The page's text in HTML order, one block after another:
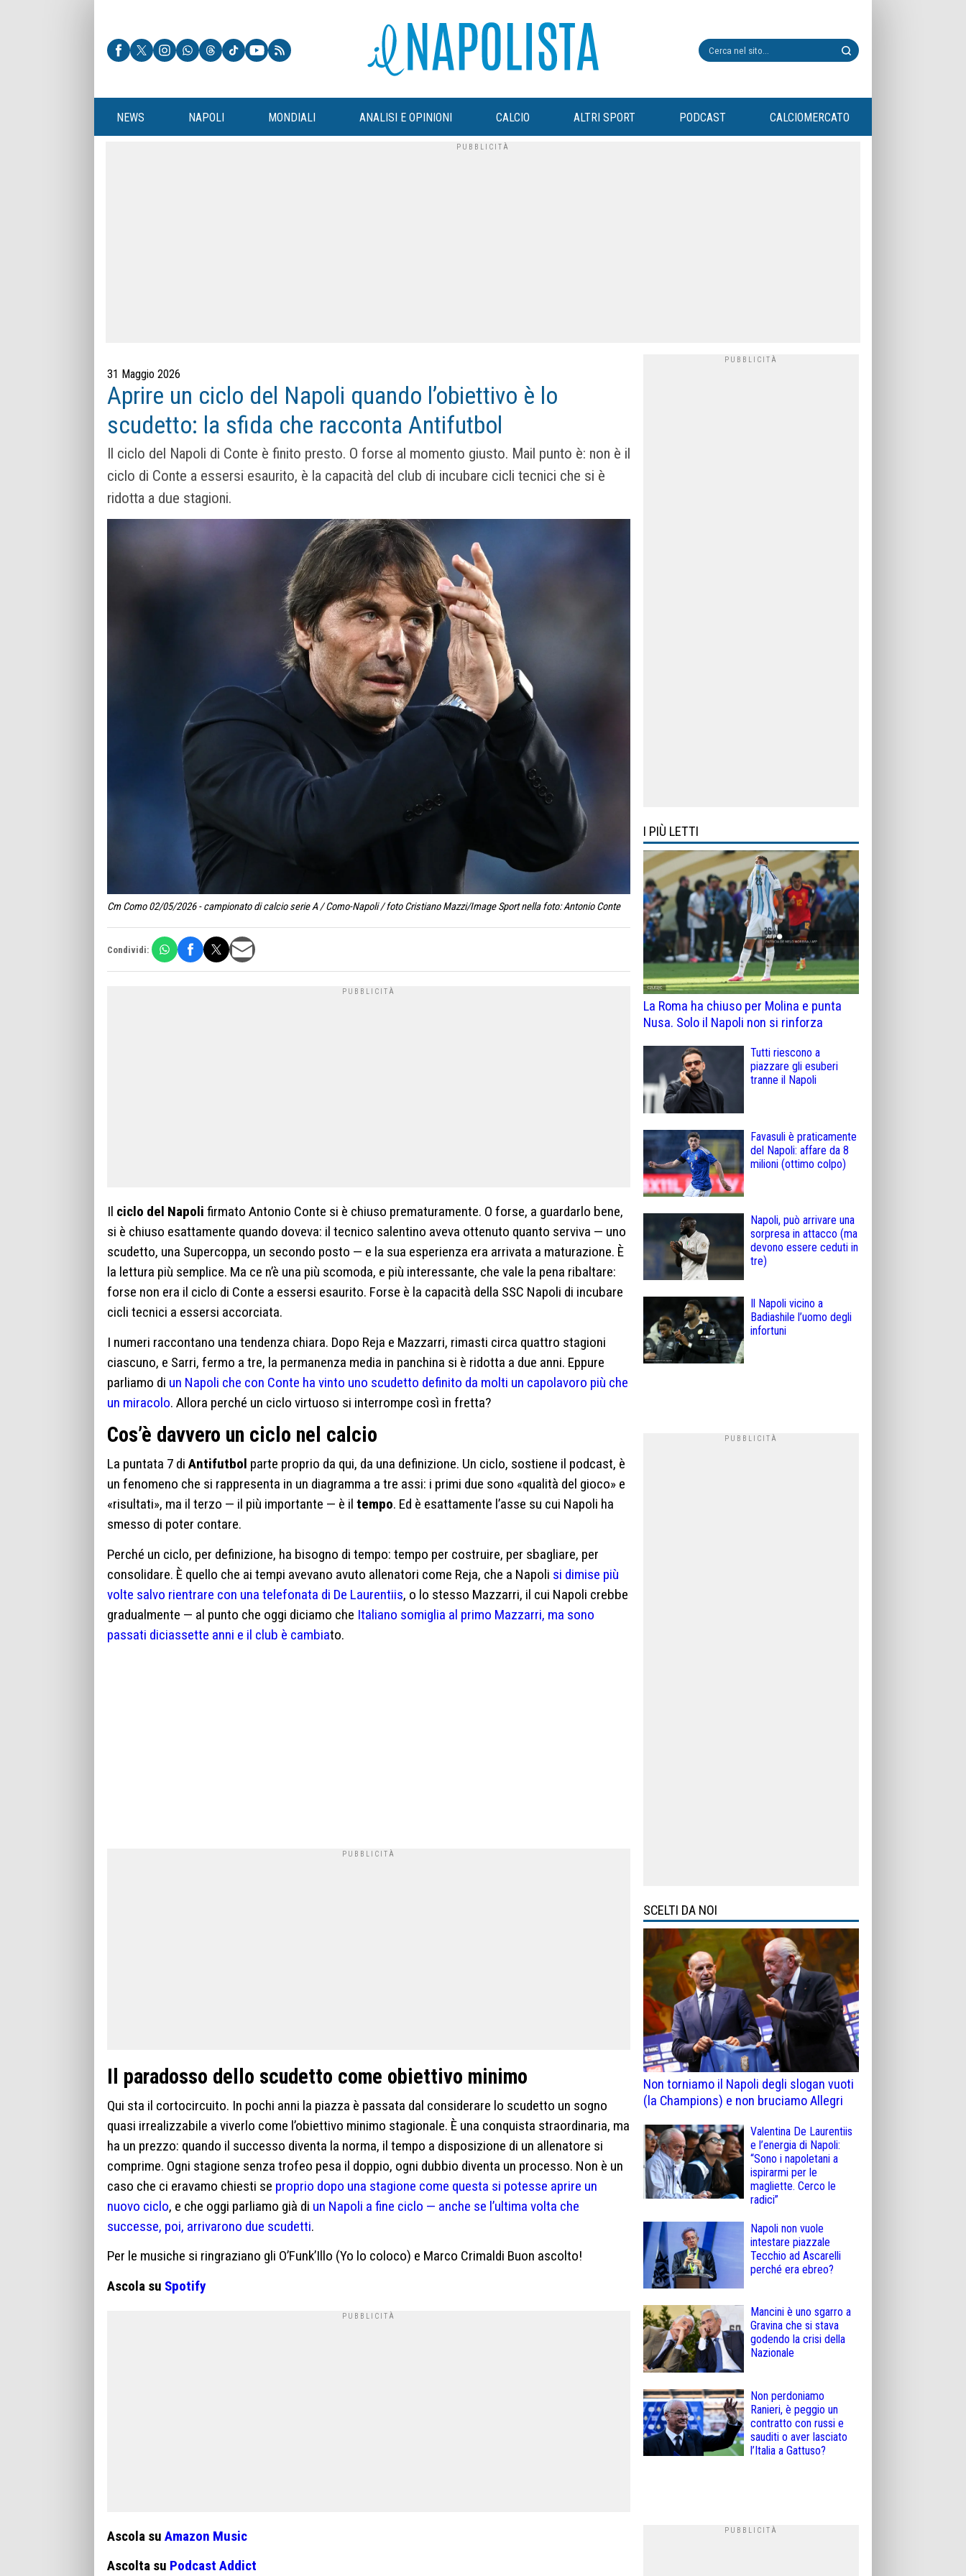
NEWS NAPOLI MONDIALI ANALISI E OPINIONI CALCIO ALTRI SPORT PODCAST CALCIOMERCATO
31 Maggio 2026
Aprire un ciclo del Napoli quando l’obiettivo è lo
scudetto: la sfida che racconta Antifutbol
Il ciclo del Napoli di Conte è finito presto. O forse al momento giusto. Mail punto è: non è il
ciclo di Conte a essersi esaurito, è la capacità del club di incubare cicli tecnici che si è
ridotta a due stagioni.
Cm Como 02/05/2026 - campionato di calcio serie A / Como-Napoli / foto Cristiano Mazzi/Image Sport nella foto: Antonio Conte
Condividi:
Il ciclo del Napoli firmato Antonio Conte si è chiuso prematuramente. O forse, a guardarlo bene,
si è chiuso esattamente quando doveva: il tecnico salentino aveva ottenuto quanto serviva — uno
scudetto, una Supercoppa, un secondo posto — e la sua esperienza era arrivata a maturazione. È
la lettura più semplice. Ma ce n’è una più scomoda, e più interessante, che vale la pena ribaltare:
forse non era il ciclo di Conte a essersi esaurito. Forse è la capacità della SSC Napoli di incubare
cicli tecnici a essersi accorciata.
I numeri raccontano una tendenza chiara. Dopo Reja e Mazzarri, rimasti circa quattro stagioni
ciascuno, e Sarri, fermo a tre, la permanenza media in panchina si è ridotta a due anni. Eppure
parliamo di un Napoli che con Conte ha vinto uno scudetto definito da molti un capolavoro più che
un miracolo. Allora perché un ciclo virtuoso si interrompe così in fretta?
Cos’è davvero un ciclo nel calcio
La puntata 7 di Antifutbol parte proprio da qui, da una definizione. Un ciclo, sostiene il podcast, è
un fenomeno che si rappresenta in un diagramma a tre assi: i primi due sono «qualità del gioco» e
«risultati», ma il terzo — il più importante — è il tempo. Ed è esattamente l’asse su cui Napoli ha
smesso di poter contare.
Perché un ciclo, per definizione, ha bisogno di tempo: tempo per costruire, per sbagliare, per
consolidare. È quello che ai tempi avevano avuto allenatori come Reja, che a Napoli si dimise più
volte salvo rientrare con una telefonata di De Laurentiis, o lo stesso Mazzarri, il cui Napoli crebbe
gradualmente — al punto che oggi diciamo che Italiano somiglia al primo Mazzarri, ma sono
passati diciassette anni e il club è cambiato.
Il paradosso dello scudetto come obiettivo minimo
Qui sta il cortocircuito. In pochi anni la piazza è passata dal considerare lo scudetto un sogno
quasi irrealizzabile a viverlo come l’obiettivo minimo stagionale. È una conquista straordinaria, ma
ha un prezzo: quando il successo diventa la norma, il tempo a disposizione di un allenatore si
comprime. Ogni stagione senza trofeo pesa il doppio, ogni dubbio diventa un processo. Non è un
caso che ci eravamo chiesti se proprio dopo una stagione come questa si potesse aprire un
nuovo ciclo, e che oggi parliamo già di un Napoli a fine ciclo — anche se l’ultima volta che
successe, poi, arrivarono due scudetti.
Per le musiche si ringraziano gli O’Funk’Illo (Yo lo coloco) e Marco Crimaldi Buon ascolto!
Ascola su Spotify
Ascola su Amazon Music
Ascolta su Podcast Addict
I PIÙ LETTI
La Roma ha chiuso per Molina e punta
Nusa. Solo il Napoli non si rinforza
Tutti riescono a
piazzare gli esuberi
tranne il Napoli
Favasuli è praticamente
del Napoli: affare da 8
milioni (ottimo colpo)
Napoli, può arrivare una
sorpresa in attacco (ma
devono essere ceduti in
tre)
Il Napoli vicino a
Badiashile l’uomo degli
infortuni
SCELTI DA NOI
Non torniamo il Napoli degli slogan vuoti
(la Champions) e non bruciamo Allegri
Valentina De Laurentiis
e l’energia di Napoli:
“Sono i napoletani a
ispirarmi per le
magliette. Cerco le
radici”
Napoli non vuole
intestare piazzale
Tecchio ad Ascarelli
perché era ebreo?
Mancini è uno sgarro a
Gravina che si stava
godendo la crisi della
Nazionale
Non perdoniamo
Ranieri, è peggio un
contratto con russi e
sauditi o aver lasciato
l’Italia a Gattuso?